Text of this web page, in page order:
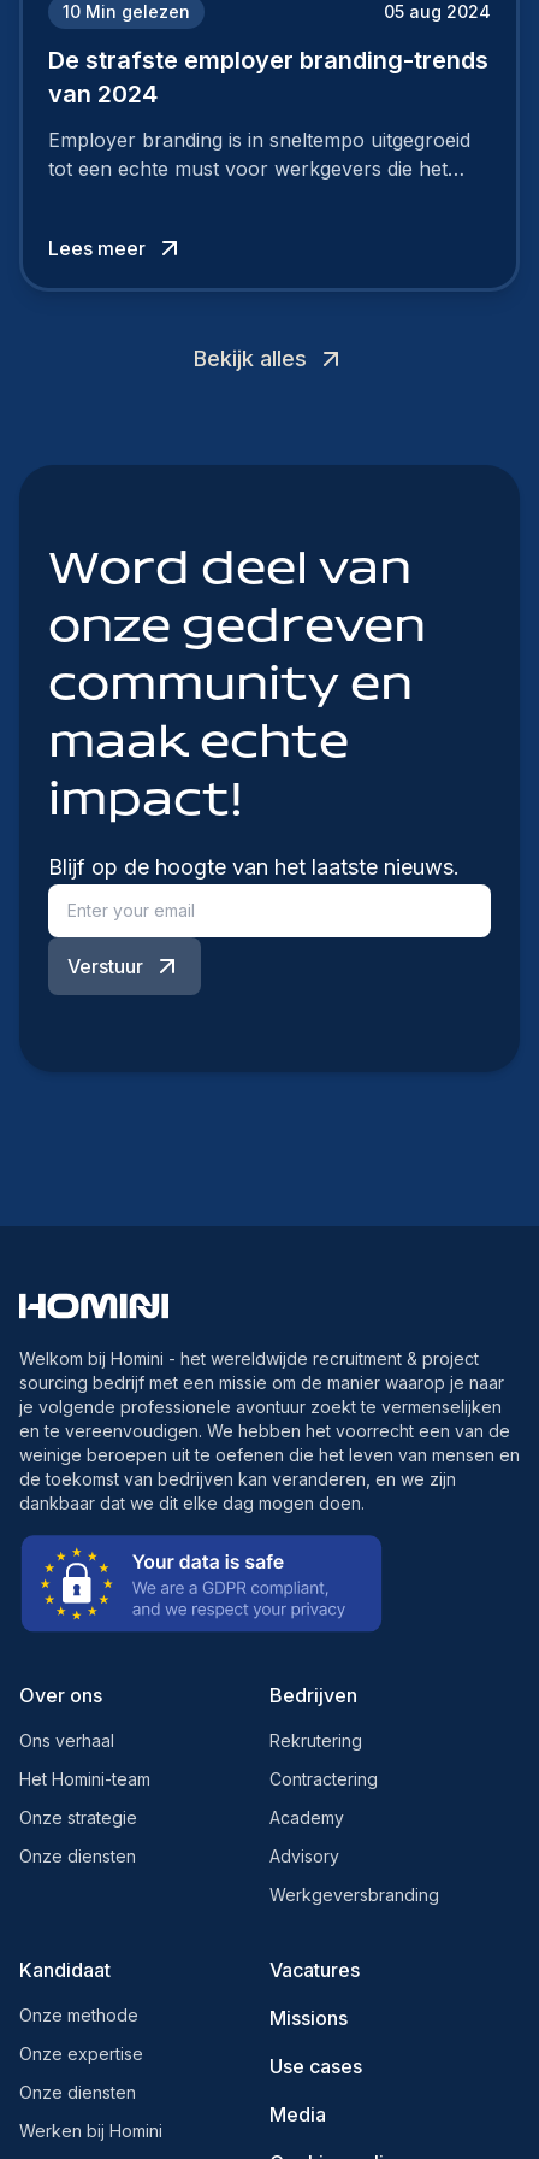
10 Min gelezen 05 aug 2024
De strafste employer branding-trends
van 2024
Employer branding is in sneltempo uitgegroeid
tot een echte must voor werkgevers die het
Lees meer
Bekijk alles
Word deel van
onze gedreven
community en
maak echte
impact!
Blijf op de hoogte van het laatste nieuws.
Verstuur
Welkom bij Homini - het wereldwijde recruitment & project
sourcing bedrijf met een missie om de manier waarop je naar
je volgende professionele avontuur zoekt te vermenselijken
en te vereenvoudigen. We hebben het voorrecht een van de
weinige beroepen uit te oefenen die het leven van mensen en
de toekomst van bedrijven kan veranderen, en we zijn
dankbaar dat we dit elke dag mogen doen.
Over ons
Ons verhaal
Het Homini-team
Onze strategie
Onze diensten
Bedrijven
Rekrutering
Contractering
Academy
Advisory
Werkgeversbranding
Kandidaat
Onze methode
Onze expertise
Onze diensten
Werken bij Homini
Vacatures
Missions
Use cases
Media